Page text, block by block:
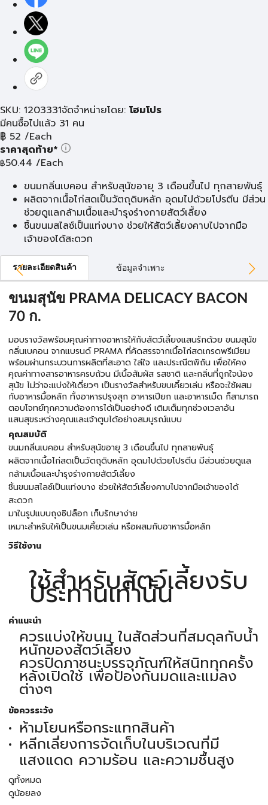
SKU: 1203331จัดจำหน่ายโดย: โฮมโปร
มีคนซื้อไปแล้ว 31 คน
฿ 52 /Each
ราคาสุดท้าย*
฿50.44 /Each
ขนมกลิ่นเบคอน สำหรับสุนัขอายุ 3 เดือนขึ้นไป ทุกสายพันธุ์
ผลิตจากเนื้อไก่สดเป็นวัตถุดิบหลัก อุดมไปด้วยโปรตีน มีส่วน
ช่วยดูแลกล้ามเนื้อและบำรุงร่างกายสัตว์เลี้ยง
ชิ้นขนมสไลซ์เป็นแท่งบาง ช่วยให้สัตว์เลี้ยงคาบไปจากมือ
เจ้าของได้สะดวก
รายละเอียดสินค้า ข้อมูลจำเพาะ
ขนมสุนัข PRAMA DELICACY BACON
70 ก.
มอบรางวัลพร้อมคุณค่าทางอาหารให้กับสัตว์เลี้ยงแสนรักด้วย ขนมสุนัข
กลิ่นเบคอน จากแบรนด์ PRAMA ที่คัดสรรจากเนื้อไก่สดเกรดพรีเมียม
พร้อมผ่านกระบวนการผลิตที่สะอาด ใส่ใจ และประณีตพิถัน เพื่อให้คง
คุณค่าทางสารอาหารครบถ้วน มีเนื้อสัมผัส รสชาติ และกลิ่นที่ถูกใจน้อง
สุนัข ไม่ว่าจะแบ่งให้เดี่ยวๆ เป็นรางวัลสำหรับขบเคี้ยวเล่น หรือจะใช้ผสม
กับอาหารมื้อหลัก ทั้งอาหารปรุงสุก อาหารเปียก และอาหารเม็ด ก็สามารถ
ตอบโจทย์ทุกความต้องการได้เป็นอย่างดี เติมเต็มทุกช่วงเวลาอัน
แสนสุขระหว่างคุณและเจ้าตูบได้อย่างสมบูรณ์แบบ
คุณสมบัติ
ขนมกลิ่นเบคอน สำหรับสุนัขอายุ 3 เดือนขึ้นไป ทุกสายพันธุ์
ผลิตจากเนื้อไก่สดเป็นวัตถุดิบหลัก อุดมไปด้วยโปรตีน มีส่วนช่วยดูแล
กล้ามเนื้อและบำรุงร่างกายสัตว์เลี้ยง
ชิ้นขนมสไลซ์เป็นแท่งบาง ช่วยให้สัตว์เลี้ยงคาบไปจากมือเจ้าของได้
สะดวก
มาในรูปแบบถุงซิปล็อก เก็บรักษาง่าย
เหมาะสำหรับให้เป็นขนมเคี้ยวเล่น หรือผสมกับอาหารมื้อหลัก
วิธีใช้งาน
ใช้สำหรับสัตว์เลี้ยงรับ
ประทานเท่านั้น
คำแนะนำ
ควรแบ่งให้ขนม ในสัดส่วนที่สมดุลกับน้ำ
หนักของสัตว์เลี้ยง
ควรปิดภาชนะบรรจุภัณฑ์ให้สนิททุกครั้ง
หลังเปิดใช้ เพื่อป้องกันมดและแมลง
ต่างๆ
ข้อควรระวัง
ห้ามโยนหรือกระแทกสินค้า
หลีกเลี่ยงการจัดเก็บในบริเวณที่มี
แสงแดด ความร้อน และความชื้นสูง
ดูทั้งหมด
ดูน้อยลง